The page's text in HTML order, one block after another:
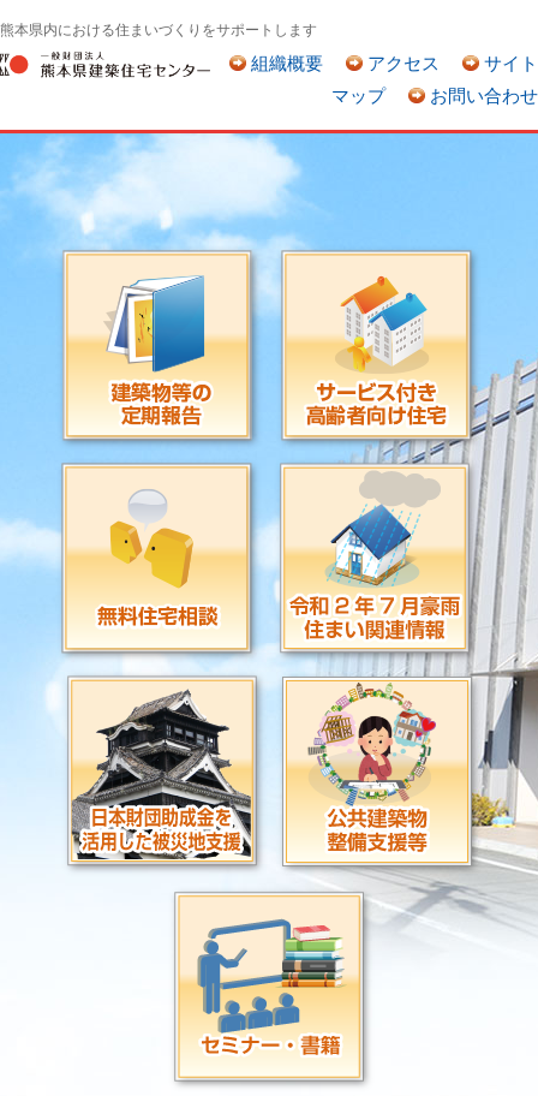
熊本県内における住まいづくりをサポートします
組織概要 アクセス
サイト
マップ
お問い合わせ